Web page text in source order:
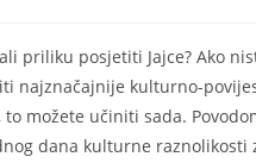
priliku posjetiti Jajce? Ako
najznačajnije kulturno-
to možete učiniti sada.
dana kulturne raznolikosti